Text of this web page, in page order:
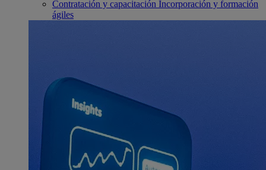
Contratación y capacitación Incorporación y formación
ágiles